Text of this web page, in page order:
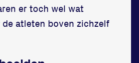
er toch wel wat
atleten boven zichzelf